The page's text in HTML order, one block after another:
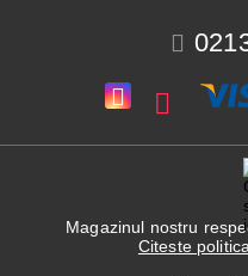
Magazinul nostru
Citeste